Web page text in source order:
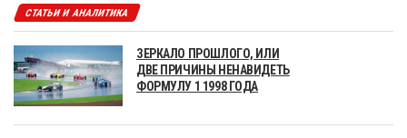
СТАТЬИ И АНАЛИТИКА
ЗЕРКАЛО ПРОШЛОГО, ИЛИ
ДВЕ ПРИЧИНЫ НЕНАВИДЕТЬ
ФОРМУЛУ 1 1998 ГОДА